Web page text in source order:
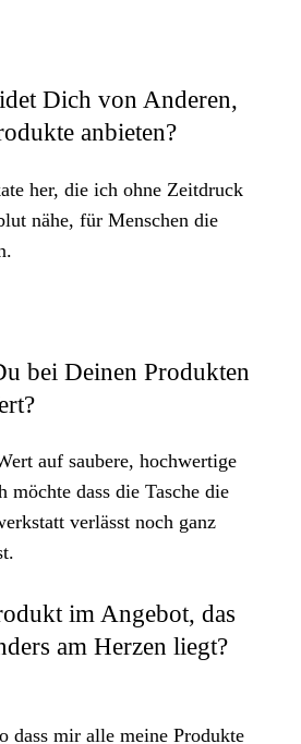
Dich von Anderen,
anbieten?
her, die ich ohne Zeitdruck
nähe, für Menschen die
bei Deinen Produkten
auf saubere, hochwertige
möchte dass die Tasche die
verlässt noch ganz
im Angebot, das
am Herzen liegt?
dass mir alle meine Produkte